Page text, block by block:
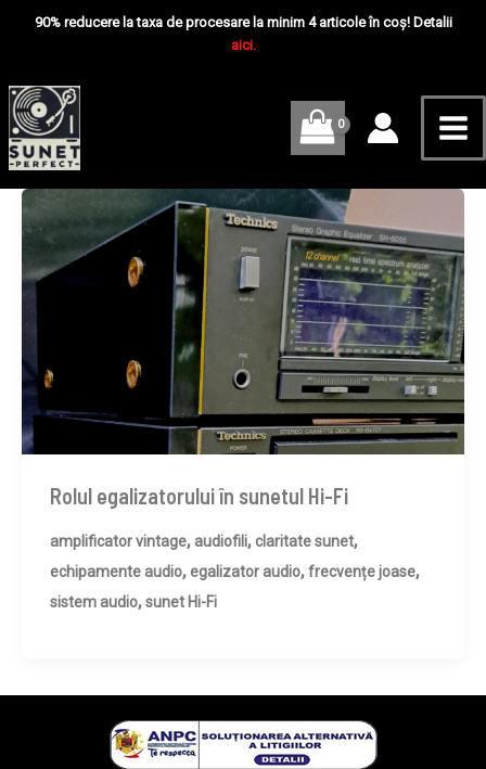
90% reducere la taxa de procesare la minim 4 articole în coș! Detalii
aici.
Rolul egalizatorului în sunetul Hi-Fi
amplificator vintage,audiofili,claritate sunet,
echipamente audio,egalizator audio,frecvențe joase,
sistem audio,sunet Hi-Fi